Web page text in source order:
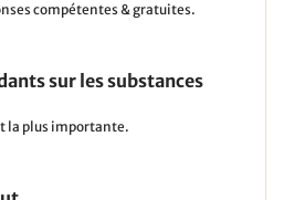
compétentes & gratuites.
sur les substances
la plus importante.